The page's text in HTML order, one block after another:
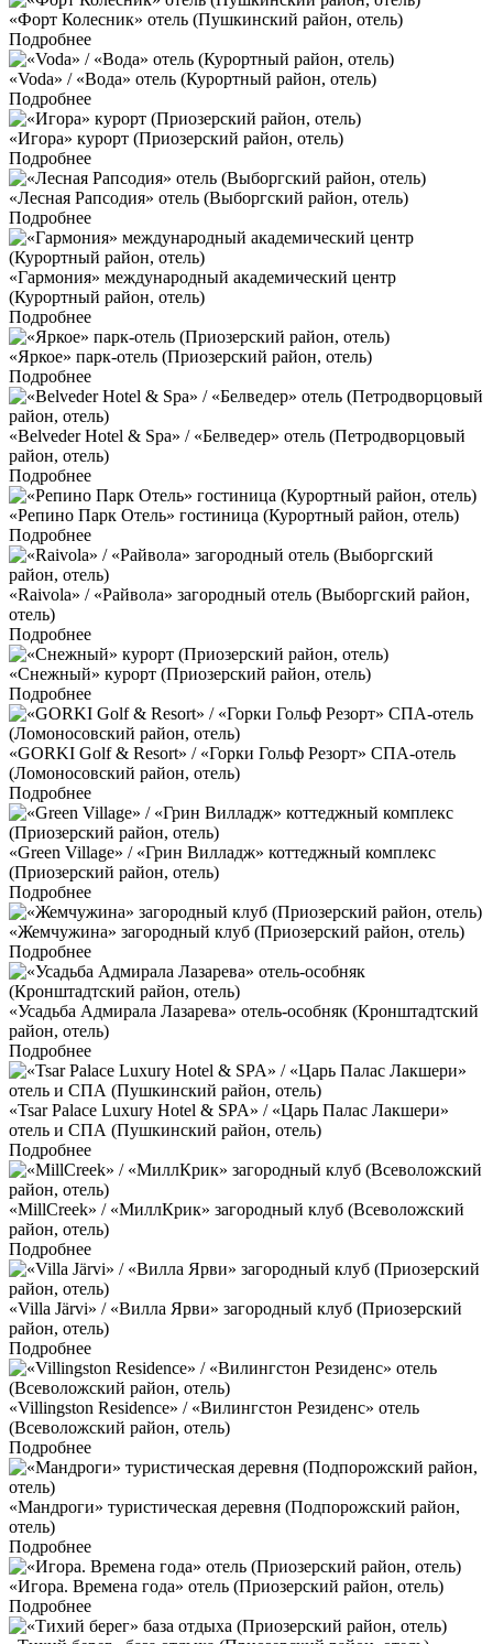
«Форт Колесник» отель (Пушкинский район, отель)
Подробнее
«Voda» / «Вода» отель (Курортный район, отель)
Подробнее
«Игора» курорт (Приозерский район, отель)
Подробнее
«Лесная Рапсодия» отель (Выборгский район, отель)
Подробнее
«Гармония» международный академический центр
(Курортный район, отель)
Подробнее
«Яркое» парк-отель (Приозерский район, отель)
Подробнее
«Belveder Hotel & Spa» / «Белведер» отель (Петродворцовый
район, отель)
Подробнее
«Репино Парк Отель» гостиница (Курортный район, отель)
Подробнее
«Raivola» / «Райвола» загородный отель (Выборгский район,
отель)
Подробнее
«Снежный» курорт (Приозерский район, отель)
Подробнее
«GORKI Golf & Resort» / «Горки Гольф Резорт» СПА-отель
(Ломоносовский район, отель)
Подробнее
«Green Village» / «Грин Вилладж» коттеджный комплекс
(Приозерский район, отель)
Подробнее
«Жемчужина» загородный клуб (Приозерский район, отель)
Подробнее
«Усадьба Адмирала Лазарева» отель-особняк (Кронштадтский
район, отель)
Подробнее
«Tsar Palace Luxury Hotel & SPA» / «Царь Палас Лакшери»
отель и СПА (Пушкинский район, отель)
Подробнее
«MillCreek» / «МиллКрик» загородный клуб (Всеволожский
район, отель)
Подробнее
«Villa Järvi» / «Вилла Ярви» загородный клуб (Приозерский
район, отель)
Подробнее
«Villingston Residence» / «Вилингстон Резиденс» отель
(Всеволожский район, отель)
Подробнее
«Мандроги» туристическая деревня (Подпорожский район,
отель)
Подробнее
«Игора. Времена года» отель (Приозерский район, отель)
Подробнее